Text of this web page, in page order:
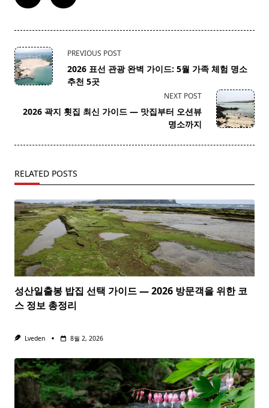
<span
class="nav-
subtitle
reader-
PREVIOUS POST
2026 표선 관광 완벽 가이드: 5월 가족 체험 명소
추천 5곳
NEXT POST
2026 곽지 횟집 최신 가이드 — 맛집부터 오션뷰
명소까지
RELATED POSTS
성산일출봉 밥집 선택 가이드 — 2026 방문객을 위한 코
스 정보 총정리
Lveden 8월 2, 2026